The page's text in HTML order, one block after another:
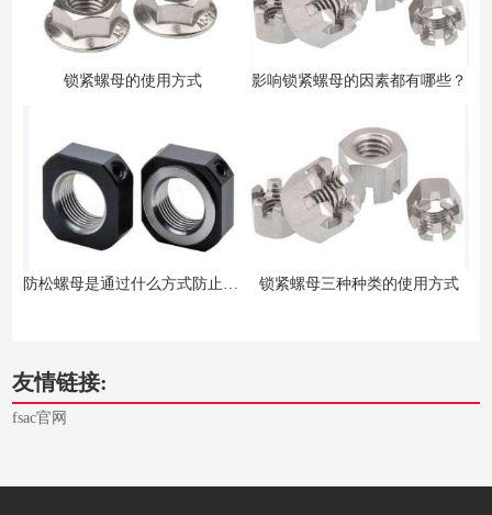
锁紧螺母的使用方式 影响锁紧螺母的因素都有哪些？
防松螺母是通过什么方式防止螺母松动呢？ 锁紧螺母三种种类的使用方式
友情链接:
fsac官网